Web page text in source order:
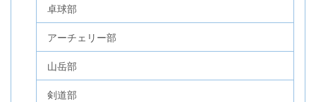
卓球部
アーチェリー部
山岳部
剣道部